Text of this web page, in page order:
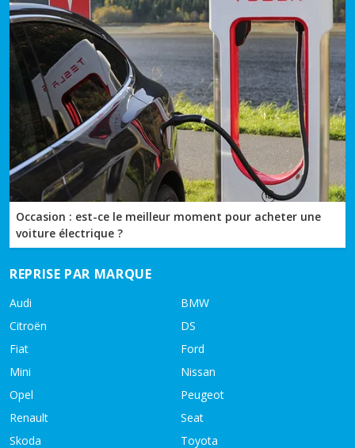
Occasion : est-ce le meilleur moment pour acheter une
voiture électrique ?
REPRISE PAR MARQUE
Audi
BMW
Citroën
DS
Fiat
Ford
Mini
Nissan
Opel
Peugeot
Renault
Seat
Skoda
Toyota